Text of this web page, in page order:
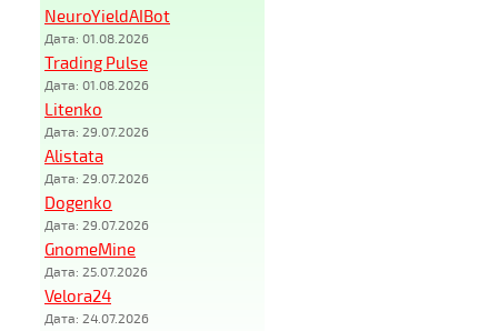
NeuroYieldAIBot
Дата: 01.08.2026
Trading Pulse
Дата: 01.08.2026
Litenko
Дата: 29.07.2026
Alistata
Дата: 29.07.2026
Dogenko
Дата: 29.07.2026
GnomeMine
Дата: 25.07.2026
Velora24
Дата: 24.07.2026